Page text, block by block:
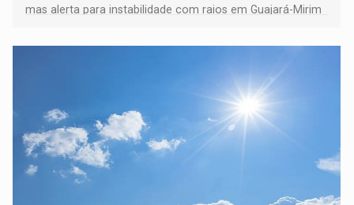
mas alerta para instabilidade com raios em Guajará-Mirim